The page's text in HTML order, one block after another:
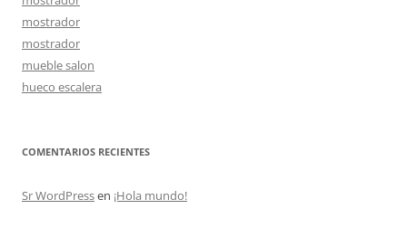
mostrador
mostrador
mueble salon
hueco escalera
COMENTARIOS RECIENTES
Sr WordPressen ¡Hola mundo!